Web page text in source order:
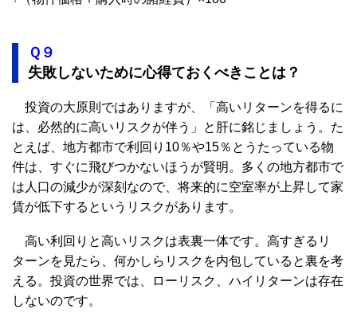
Ｑ９
失敗しないために心得ておくべきことは？
投資の大原則ではありますが、「高いリターンを得るに
は、必然的に高いリスクが伴う」と肝に銘じましょう。た
とえば、地方都市で利回り10％や15％とうたっている物
件は、すぐに飛びつかないほうが賢明。多くの地方都市で
は人口の減少が深刻なので、将来的に空室率が上昇して家
賃が低下するというリスクがあります。
高い利回りと高いリスクは表裏一体です。高すぎるリ
ターンを見たら、何かしらリスクを内包していると裏を考
える。投資の世界では、ローリスク、ハイリターンは存在
しないのです。